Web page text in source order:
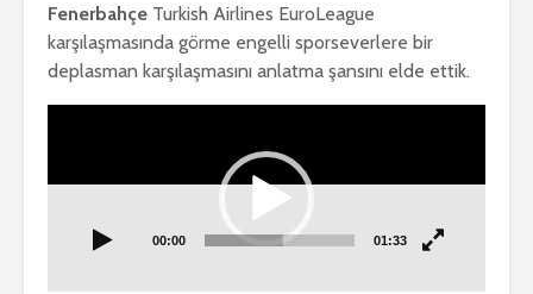
Fenerbahçe Turkish Airlines EuroLeague
karşılaşmasında görme engelli sporseverlere bir
deplasman karşılaşmasını anlatma şansını elde ettik.
00:00 01:33